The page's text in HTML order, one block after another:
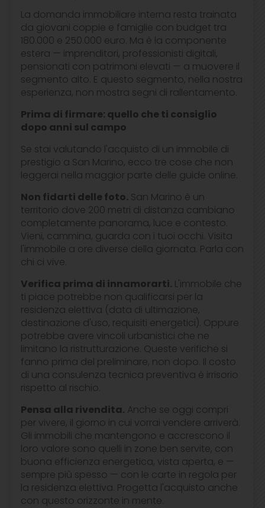
La domanda immobiliare interna resta trainata
da giovani coppie e famiglie con budget tra
180.000 e 250.000 euro. Ma è la componente
estera — imprenditori, professionisti digitali,
pensionati con patrimoni elevati — a muovere il
segmento alto. E questo segmento, nella nostra
esperienza, non mostra segni di rallentamento.
Prima di firmare: quello che ti consiglio
dopo anni sul campo
Se stai valutando l'acquisto di un immobile di
prestigio a San Marino, ecco tre cose che non
leggerai nella maggior parte delle guide online.
Non fidarti delle foto. San Marino è un
territorio dove 200 metri di distanza cambiano
completamente panorama, luce e contesto.
Vieni, cammina, guarda con i tuoi occhi. Visita
l'immobile a ore diverse della giornata. Parla con
chi ci vive.
Verifica prima di innamorarti. L'immobile che
ti piace potrebbe non qualificarsi per la
residenza elettiva (data di ultimazione,
destinazione d'uso, requisiti energetici). Oppure
potrebbe avere vincoli urbanistici che ne
limitano la ristrutturazione. Queste verifiche si
fanno prima del preliminare, non dopo. Il costo
di una consulenza tecnica preventiva è irrisorio
rispetto al rischio.
Pensa alla rivendita. Anche se oggi compri
per vivere, il giorno in cui vorrai vendere arriverà.
Gli immobili che mantengono e accrescono il
loro valore sono quelli in zone ben servite, con
buona efficienza energetica, vista aperta, e —
sempre più spesso — con le carte in regola per
la residenza elettiva. Progetta l'acquisto anche
con questo orizzonte in mente.